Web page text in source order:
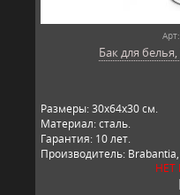
Бак для
Размеры: 30х64х30 см.
Материал: сталь.
Гарантия: 10 лет.
Производитель:
НЕТ